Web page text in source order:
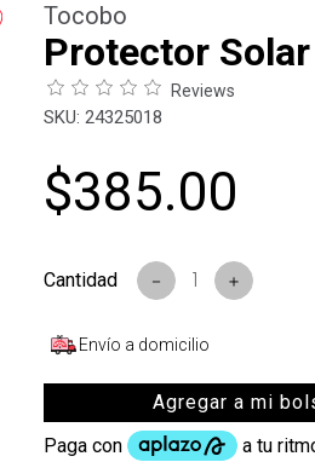
Tocobo
Protector
Reviews
: 24325018
$385.00
＋
－
Envío a domicilio
Agregar a mi